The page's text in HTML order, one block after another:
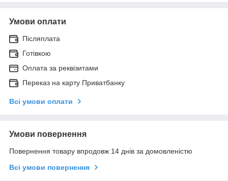
Умови оплати
Післяплата
Готівкою
Оплата за реквізитами
Переказ на карту Приватбанку
Всі умови оплати
Умови повернення
Повернення товару впродовж 14 днів за домовленістю
Всі умови повернення